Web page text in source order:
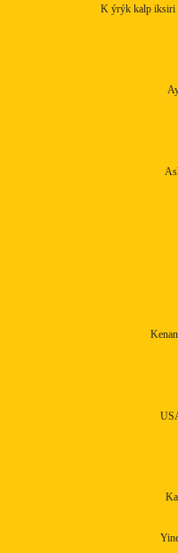
K ýrýk kalp iksiri